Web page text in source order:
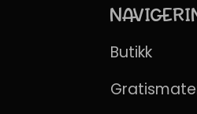
Butikk